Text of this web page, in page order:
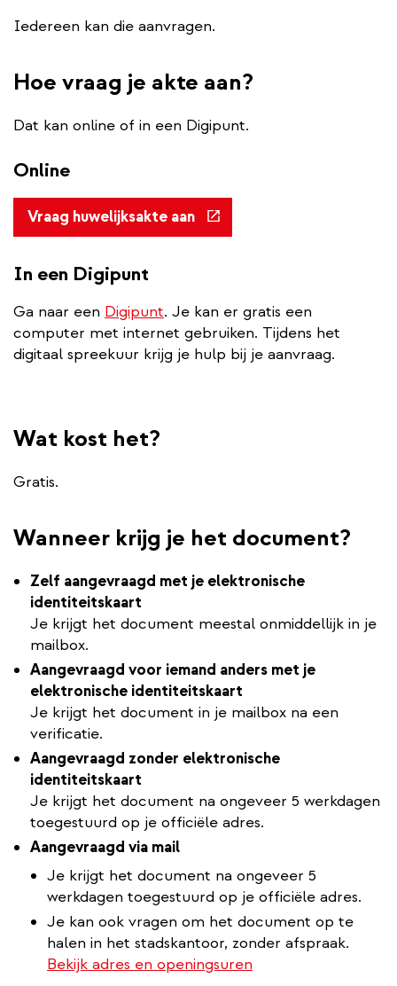
Iedereen kan die aanvragen.
Hoe vraag je akte aan?
Dat kan online of in een Digipunt.
Online
Vraag huwelijksakte aan(externe
link)
In een Digipunt
Ga naar een Digipunt. Je kan er gratis een
computer met internet gebruiken. Tijdens het
digitaal spreekuur krijg je hulp bij je aanvraag.
Wat kost het?
Gratis.
Wanneer krijg je het document?
Zelf aangevraagd met je elektronische
identiteitskaart
Je krijgt het document meestal onmiddellijk in je
mailbox.
Aangevraagd voor iemand anders met je
elektronische identiteitskaart
Je krijgt het document in je mailbox na een
verificatie.
Aangevraagd zonder elektronische
identiteitskaart
Je krijgt het document na ongeveer 5 werkdagen
toegestuurd op je officiële adres.
Aangevraagd via mail
Je krijgt het document na ongeveer 5
werkdagen toegestuurd op je officiële adres.
Je kan ook vragen om het document op te
halen in het stadskantoor, zonder afspraak.
Bekijk adres en openingsuren